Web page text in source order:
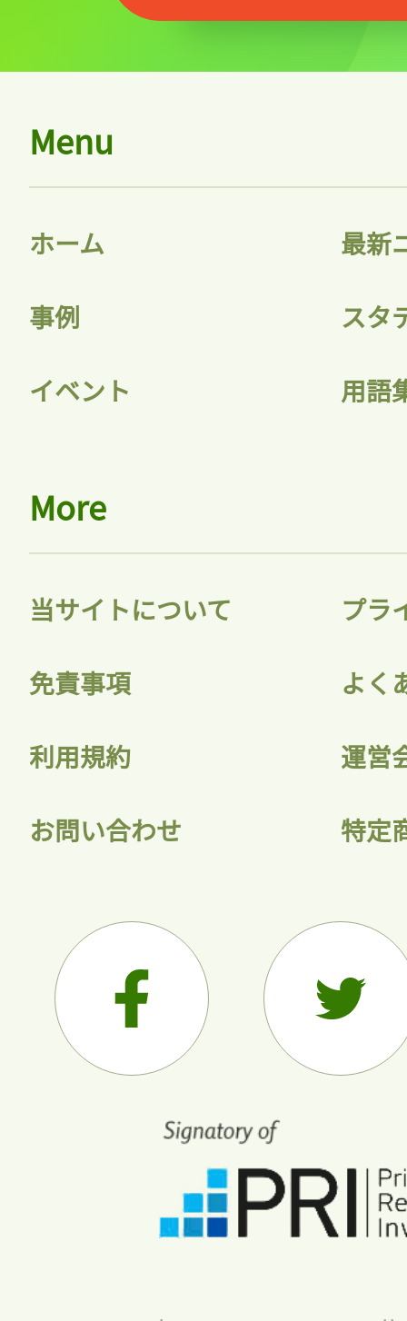
Menu
ホーム 最新
事例 スタ
イベント 用語
More
当サイトについて プラ
免責事項 よく
利用規約 運営
お問い合わせ 特定